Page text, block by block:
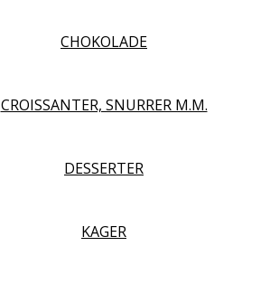
CHOKOLADE
CROISSANTER, SNURRER M.M.
DESSERTER
KAGER